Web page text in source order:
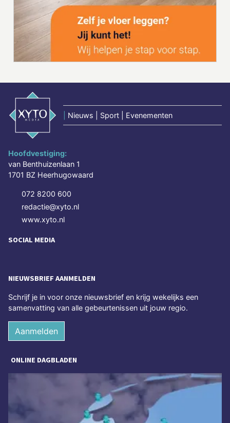
Nieuws | Sport | Evenementen
Hoofdvestiging:
van Benthuizenlaan 1
1701 BZ Heerhugowaard
072 8200 600
redactie@xyto.nl
www.xyto.nl
SOCIAL MEDIA
NIEUWSBRIEF AANMELDEN
Schrijf je in voor onze nieuwsbrief en krijg wekelijks een
samenvatting van alle gebeurtenissen uit jouw regio.
Aanmelden
ONLINE DAGBLADEN